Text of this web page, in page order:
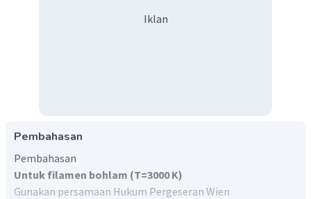
Iklan
Pembahasan
Pembahasan
Untuk filamen bohlam (T=3000 K)
Gunakan persamaan Hukum Pergeseran Wien